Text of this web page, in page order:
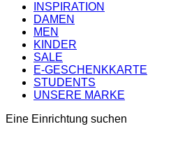
INSPIRATION
DAMEN
MEN
KINDER
SALE
E-GESCHENKKARTE
STUDENTS
UNSERE MARKE
Eine Einrichtung suchen